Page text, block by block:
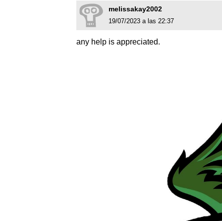
melissakay2002
19/07/2023 a las 22:37
any help is appreciated.